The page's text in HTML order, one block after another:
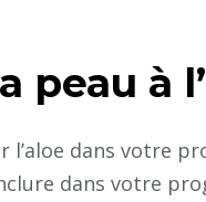
peau à
l’aloe dans votre
dans votre